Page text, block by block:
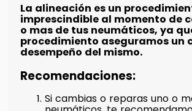
La alineación es un
imprescindible al momento de
o mas de tus neumáticos, ya
procedimiento aseguramos un
desempeño del mismo.
Recomendaciones:
Si cambias o reparas uno o